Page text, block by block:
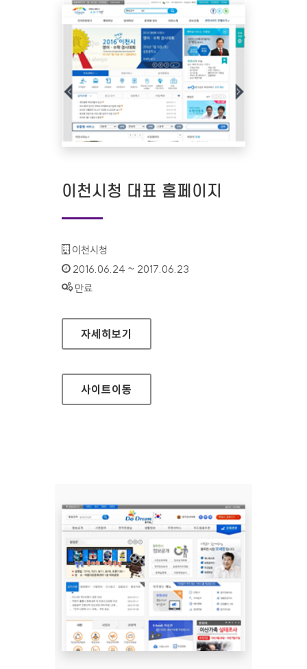
이천시청 대표 홈페이지
기관명 :
이천시청
인증기간 :
2016.06.24 ~ 2017.06.23
상태 :
만료
이천시청 대표 홈페이지
자세히보기
사이트이동